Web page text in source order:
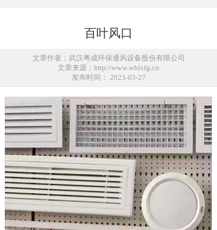
百叶风口
文章作者：武汉粤成环保通风设备股份有限公司
文章来源：http://www.whlxfg.cn
发布时间： 2023-03-27